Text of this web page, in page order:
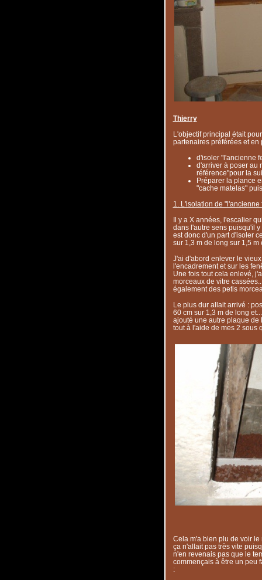
Thierry
L'objectif principal était
partenaires préférées et en
d'isoler "l'ancienne
d'arriver à poser au
référence"pour la
Préparer la plance
"cache matelas"
1. L'isolation de "l'ancienne
Il y a X années, l'escalier
dans l'autre sens puisqu'il
est donc d'un part d'isoler
sur 1,3 m de long sur 1,5 m
J'ai d'abord enlever le
l'encadrement et sur les
Une fois tout cela enlevé,
morceaux de vitre
également des petis
Le plus dur allait arrivé :
60 cm sur 1,3 m de long
ajouté une autre plaque de
tout à l'aide de mes 2 sous
Cela m'a bien plu de voir
ça n'allait pas très vite
n'en revenais pas que le
commençais à être un peu
: